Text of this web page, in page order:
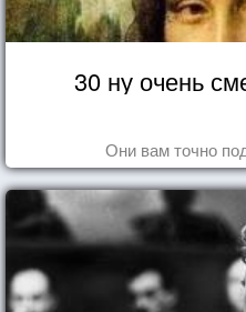
30 ну очень
Они вам точно